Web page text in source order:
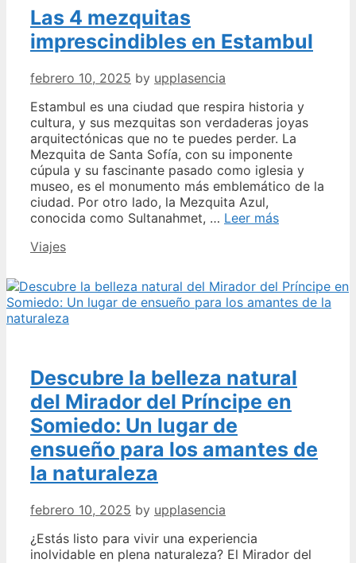
en
Oviedo:
un
imprescindible
tu
visita
Las 4 mezquitas
imprescindibles en Estambul
febrero 10, 2025 by upplasencia
Estambul es una ciudad que respira historia y
cultura, y sus mezquitas son verdaderas joyas
arquitectónicas que no te puedes perder. La
Mezquita de Santa Sofía, con su imponente
cúpula y su fascinante pasado como iglesia y
museo, es el monumento más emblemático de la
ciudad. Por otro lado, la Mezquita Azul,
conocida como Sultanahmet, … Leer másLas
en
Estambul
Categories
Viajes
Descubre la belleza natural
del Mirador del Príncipe en
Somiedo: Un lugar de
ensueño para los amantes de
la naturaleza
febrero 10, 2025 by upplasencia
¿Estás listo para vivir una experiencia
inolvidable en plena naturaleza? El Mirador del